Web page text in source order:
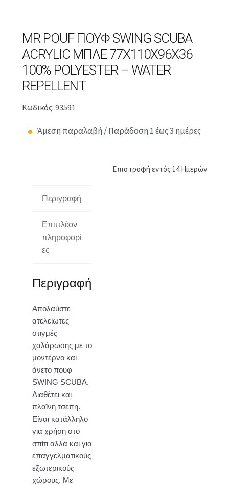
MR POUF ΠΟΥΦ SWING SCUBA
ACRYLIC ΜΠΛΕ 77X110X96X36
100% POLYESTER – WATER
REPELLENT
Κωδικός: 93591
Άμεση παραλαβή / Παράδοση 1 έως 3 ημέρες
Επιστροφή εντός 14 Ημερών
Περιγραφή
Επιπλέον
πληροφορί
ες
Περιγραφή
Απολαύστε
ατελείωτες
στιγμές
χαλάρωσης με το
μοντέρνο και
άνετο πουφ
SWING SCUBA.
Διαθέτει και
πλαϊνή τσέπη.
Είναι κατάλληλο
για χρήση στο
σπίτι αλλά και για
επαγγελματικούς
εξωτερικούς
χώρους. Με